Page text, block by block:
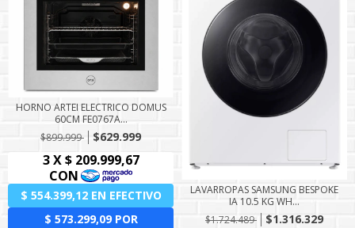
HORNO ARTEI ELECTRICO DOMUS
60CM FE0767A...
$899.999
$629.999
LAVARROPAS SAMSUNG BESPOKE
IA 10.5 KG WH...
$1.724.489
$1.316.329